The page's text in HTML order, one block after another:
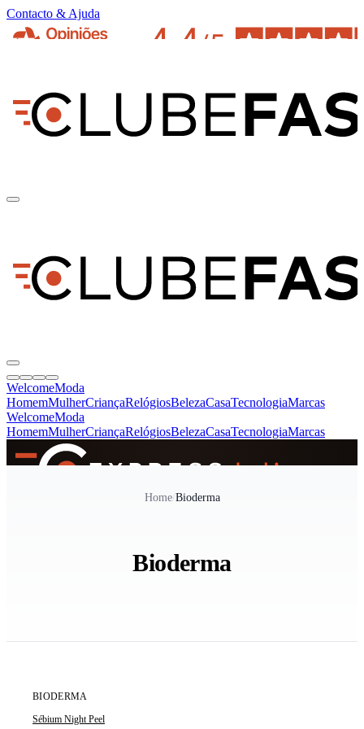
Contacto & Ajuda
WelcomeModa
HomemMulherCriançaRelógiosBelezaCasaTecnologiaMarcas
WelcomeModa
HomemMulherCriançaRelógiosBelezaCasaTecnologiaMarcas
Home/Bioderma
Bioderma
BIODERMA
Sébium Night Peel